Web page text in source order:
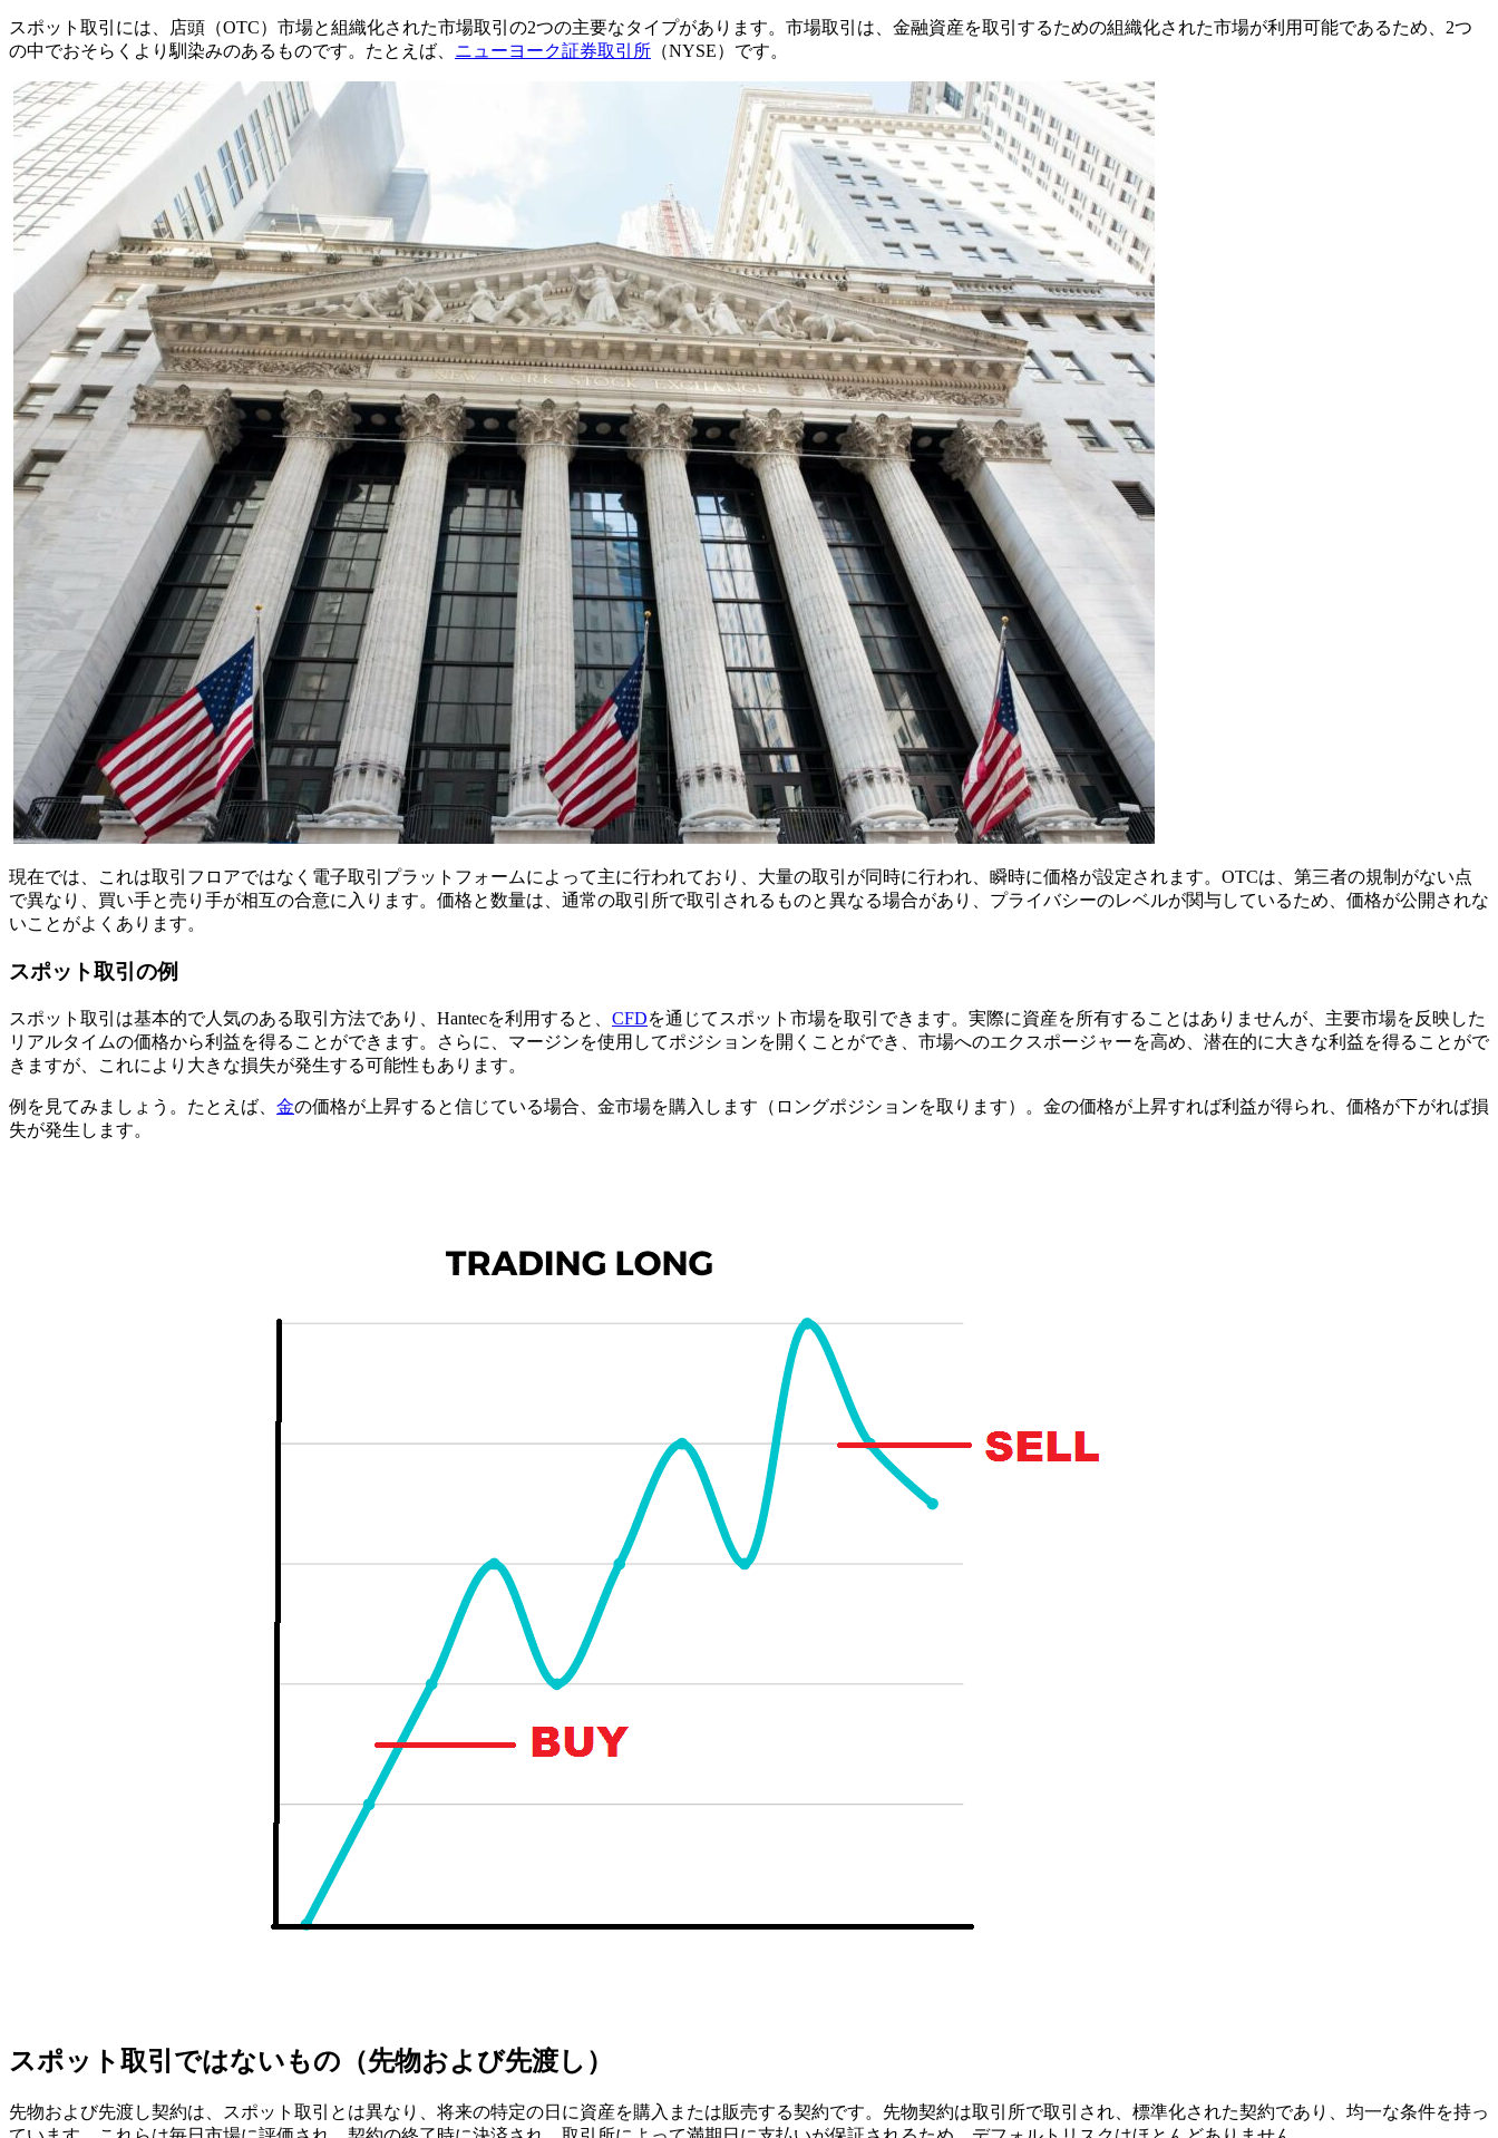
スポット取引には、店頭（OTC）市場と組織化された市場取引の2つの主要なタイプがあります。市場取引は、金融資産を取引するための組織化された市場が利用可能であるため、2つ
の中でおそらくより馴染みのあるものです。たとえば、 ニューヨーク証券取引所 （NYSE）です。
現在では、これは取引フロアではなく電子取引プラットフォームによって主に行われており、大量の取引が同時に行われ、瞬時に価格が設定されます。OTCは、第三者の規制がない点
で異なり、買い手と売り手が相互の合意に入ります。価格と数量は、通常の取引所で取引されるものと異なる場合があり、プライバシーのレベルが関与しているため、価格が公開されな
いことがよくあります。
スポット取引の例
スポット取引は基本的で人気のある取引方法であり、Hantecを利用すると、 CFDを通じてスポット市場を取引できます。実際に資産を所有することはありませんが、主要市場を反映した
リアルタイムの価格から利益を得ることができます。さらに、マージンを使用してポジションを開くことができ、市場へのエクスポージャーを高め、潜在的に大きな利益を得ることがで
きますが、これにより大きな損失が発生する可能性もあります。
例を見てみましょう。たとえば、 金の価格が上昇すると信じている場合、金市場を購入します（ロングポジションを取ります）。金の価格が上昇すれば利益が得られ、価格が下がれば損
失が発生します。
スポット取引ではないもの（先物および先渡し）
先物および先渡し契約は、スポット取引とは異なり、将来の特定の日に資産を購入または販売する契約です。先物契約は取引所で取引され、標準化された契約であり、均一な条件を持っ